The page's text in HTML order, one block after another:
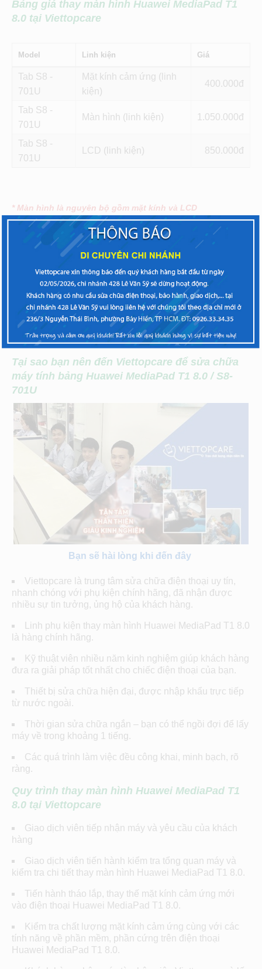
Bảng giá thay màn hình Huawei MediaPad T1
8.0 tại Viettopcare
Model Linh kiện Giá
Tab S8 -
701U
Mặt kính cảm ứng (linh
kiện)
400
Tab S8 -
701U
Màn hình (linh kiện) 1.050
Tab S8 -
701U
LCD (linh kiện) 850
* Màn hình là nguyên bộ gồm mặt kính và LCD
* Giá công và bảo hành thay màn hình từ 150.000đ –
500.000đ tùy hãng và model máy.
Câu hỏi thường gặp là nên thay màn hình Huawei
MediaPad T1 8.0 ở đâu uy tín tại HCM? Thay màn
hìnhHuawei MediaPad T1 8.0 giá bao nhiêu tiền? Thay
màn hìnhHuawei MediaPad T1 8.0 chính hãng ở Tp
HCM? Thay màn hình
Huawei MediaPad T1 8.0
tại HCM.
Tại sao bạn nên đến Viettopcare để sửa chữa
máy tính bảng Huawei MediaPad T1 8.0 / S8-
701U
Bạn sẽ hài lòng khi đến đây
Viettopcare là trung tâm sửa chữa điện thoại uy tín,
nhanh chóng với phụ kiện chính hãng, đã nhận được
nhiều sự tin tưởng, ủng hộ của khách hàng.
Linh phụ kiện thay màn hình Huawei MediaPad T1 8.0
là hàng chính hãng.
Kỹ thuật viên nhiều năm kinh nghiệm giúp khách hàng
đưa ra giải pháp tốt nhất cho chiếc điện thoại của bạn.
Thiết bị sửa chữa hiện đại, được nhập khẩu trực tiếp
từ nước ngoài.
Thời gian sửa chữa ngắn – bạn có thể ngồi đợi để lấy
máy về trong khoảng 1 tiếng.
Các quá trình làm việc đều công khai, minh bạch, rõ
ràng.
Quy trình thay màn hình Huawei MediaPad T1
8.0 tại Viettopcare
Giao dịch viên tiếp nhận máy và yêu cầu của khách
hàng
Giao dịch viên tiến hành kiểm tra tổng quan máy và
kiểm tra chi tiết thay màn hình Huawei MediaPad T1 8.0.
Tiến hành tháo lắp, thay thế mặt kính cảm ứng mới
vào điện thoại Huawei MediaPad T1 8.0.
Kiểm tra chất lượng mặt kính cảm ứng cùng với các
tính năng về phần mềm, phần cứng trên điện thoại
Huawei MediaPad T1 8.0.